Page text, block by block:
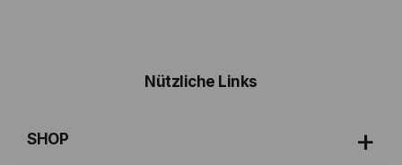
Nützliche Links
SHOP